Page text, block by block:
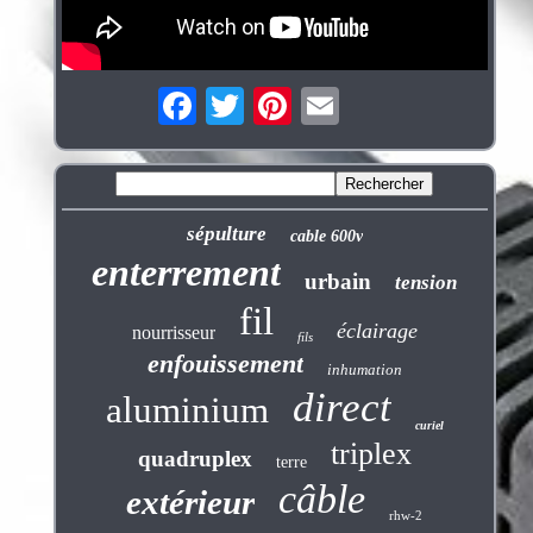
sépulture cable 600v
enterrement urbain tension
nourrisseur fil fils éclairage
enfouissement inhumation
aluminium direct curiel
quadruplex terre triplex
extérieur câble rhw-2